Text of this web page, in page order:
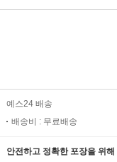
예스24 배송
배송비 : 무료배송
안전하고 정확한 포장을 위